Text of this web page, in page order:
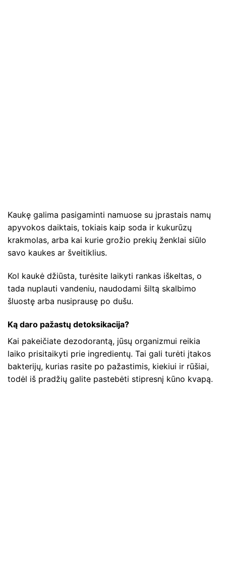
Kaukę galima pasigaminti namuose su įprastais namų
apyvokos daiktais, tokiais kaip soda ir kukurūzų
krakmolas, arba kai kurie grožio prekių ženklai siūlo
savo kaukes ar šveitiklius.
Kol kaukė džiūsta, turėsite laikyti rankas iškeltas, o
tada nuplauti vandeniu, naudodami šiltą skalbimo
šluostę arba nusiprausę po dušu.
Ką daro pažastų detoksikacija?
Kai pakeičiate dezodorantą, jūsų organizmui reikia
laiko prisitaikyti prie ingredientų. Tai gali turėti įtakos
bakterijų, kurias rasite po pažastimis, kiekiui ir rūšiai,
todėl iš pradžių galite pastebėti stipresnį kūno kvapą.